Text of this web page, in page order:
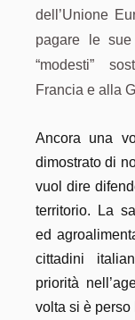
dell’Unione
pagare le sue
“modesti”
Francia e alla
Ancora una
dimostrato di
vuol dire
territorio. La
ed
cittadini
priorità
volta si è perso